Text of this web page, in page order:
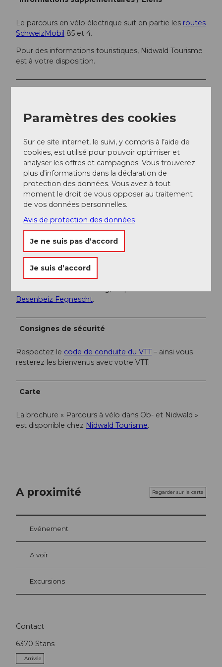
Le parcours en vélo électrique suit en partie les routes
SchweizMobil 85 et 4.
Pour des informations touristiques, Nidwald Tourisme
est à votre disposition.
Nidwalden Tourismus
Conseil de l'auteur
Suggestion culinaire à proximité :
Drachenried-Lädeli et ferme d'expérience
Vorsäss, Ennetmoos
Pour ceux qui se promènent à Drachenried, une visite
des deux boutiques spécialisées vaut le détour. On y
trouve des produits maison comme du sirop, de la
cerise à l'œuf, de la viande d'autruche et bien plus
encore :drachenried.ch
Besenbeiz Fegnescht.
Consignes de sécurité
Respectez le code de conduite du VTT– ainsi vous
resterez les bienvenus avec votre VTT.
Carte
La brochure « Parcours à vélo dans Ob- et Nidwald »
est disponible chez Nidwald Tourisme.
A proximité Regarder sur la carte
Evénement
A voir
Excursions
Contact
6370 Stans
Arrivée
Paramètres des cookies
Sur ce site internet, le suivi, y compris à l’aide de
cookies, est utilisé pour pouvoir optimiser et
analyser les offres et campagnes. Vous trouverez
plus d’informations dans la déclaration de
protection des données. Vous avez à tout
moment le droit de vous opposer au traitement
de vos données personnelles.
Avis de protection des données
Je ne suis pas d’accord
Je suis d’accord